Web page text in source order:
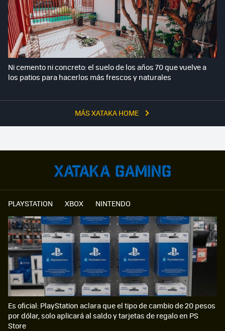
MÁS XATAKA HOME
Ni cemento ni concreto: el suelo de los años 70 que vuelve a
los patios para hacerlos más frescos y naturales
PLAYSTATION XBOX NINTENDO
Es oficial: PlayStation aclara que el tipo de cambio de 20 pesos
por dólar, solo aplicará al saldo y tarjetas de regalo en PS
Store